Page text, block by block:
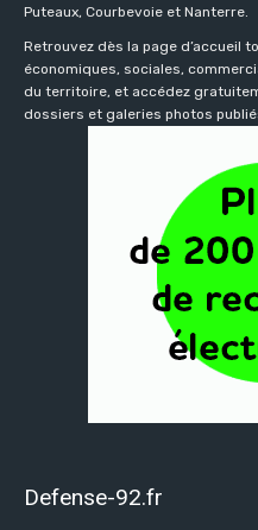
Puteaux, Courbevoie et Nanterre.
Retrouvez dès la page d’accueil
économiques, sociales,
du territoire, et accédez
dossiers et galeries photos
Defense-92.fr